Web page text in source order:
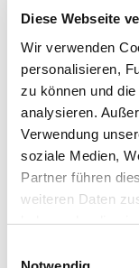
Diese Webseite
Wir verwenden
personalisieren,
zu können und
analysieren.
Verwendung
soziale Medien,
Partner führen
weiteren Daten
haben oder die
Cookies, wenn
Klimaschutz,
Bodenversiegelung
Wallner zu machen.
Spitzenkandidatin
genannt.“
Grüne: Kleiner
DiePresse.com